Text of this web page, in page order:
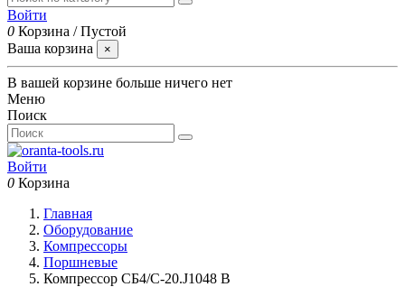
Войти
0 Корзина /Пустой
Ваша корзина
×
В вашей корзине больше ничего нет
Меню
Поиск
Войти
0 Корзина
Главная
Оборудование
Компрессоры
Поршневые
Компрессор СБ4/С-20.J1048 В